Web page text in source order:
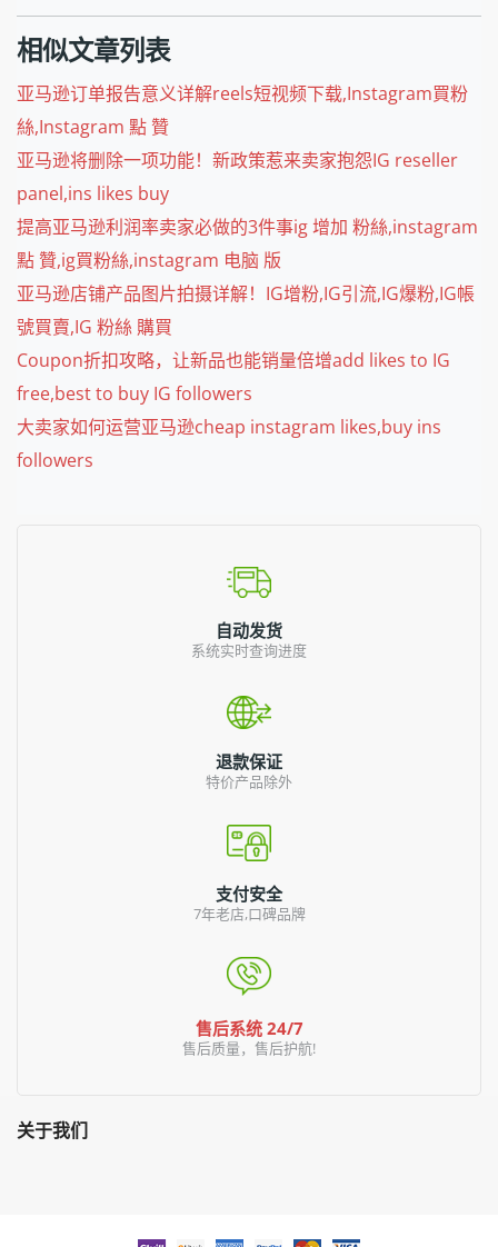
相似文章列表
亚马逊订单报告意义详解reels短视频下载,Instagram買粉
絲,Instagram 點 贊
亚马逊将删除一项功能！新政策惹来卖家抱怨IG reseller
panel,ins likes buy
提高亚马逊利润率卖家必做的3件事ig 增加 粉絲,instagram
點 贊,ig買粉絲,instagram 电脑 版
亚马逊店铺产品图片拍摄详解！IG增粉,IG引流,IG爆粉,IG帳
號買賣,IG 粉絲 購買
Coupon折扣攻略，让新品也能销量倍增add likes to IG
free,best to buy IG followers
大卖家如何运营亚马逊cheap instagram likes,buy ins
followers
自动发货
系统实时查询进度
退款保证
特价产品除外
支付安全
7年老店,口碑品牌
售后系统 24/7
售后质量，售后护航!
关于我们